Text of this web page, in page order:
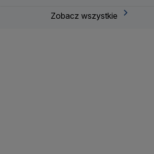
Zobacz wszystkie